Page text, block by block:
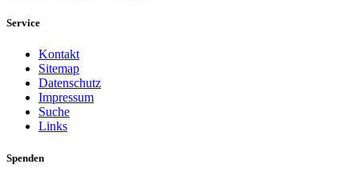
Service
Kontakt
Sitemap
Datenschutz
Impressum
Suche
Links
Spenden